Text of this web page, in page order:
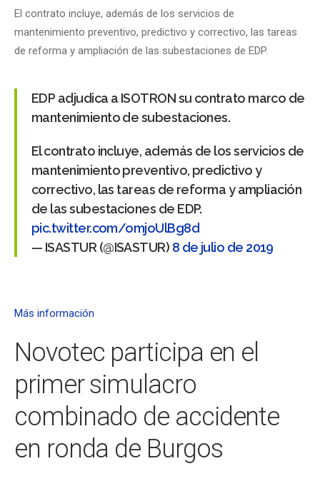
El contrato incluye, además de los servicios de
mantenimiento preventivo, predictivo y correctivo, las tareas
de reforma y ampliación de las subestaciones de EDP.
EDP adjudica a ISOTRON su contrato marco de
mantenimiento de subestaciones.
El contrato incluye, además de los servicios de
mantenimiento preventivo, predictivo y
correctivo, las tareas de reforma y ampliación
de las subestaciones de EDP.
pic.twitter.com/omjoUlBg8d
— ISASTUR (@ISASTUR) 8 de julio de 2019
Más información
Novotec participa en el
primer simulacro
combinado de accidente
en ronda de Burgos